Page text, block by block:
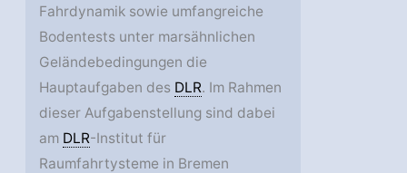
Fahrdynamik sowie umfangreiche
Bodentests unter marsähnlichen
Geländebedingungen die
Hauptaufgaben des DLR. Im Rahmen
dieser Aufgabenstellung sind dabei
am DLR-Institut für
Raumfahrtysteme in Bremen